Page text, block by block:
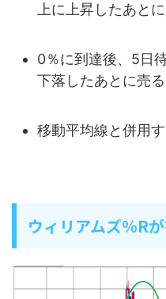
上に上昇したあとに
0％に到達後、5日
下落したあとに売る
移動平均線と併用す
ウィリアムズ％R